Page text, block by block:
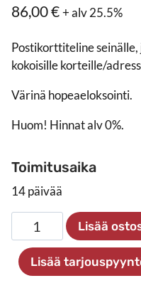
86,00€+ alv 25.5%
Postikorttiteline
kokoisille korteille/
Värinä hopeaeloksointi.
Huom! Hinnat alv 0%.
Toimitusaika
14 päivää
Postikorttiteline
seinälle
Lisää
Lisää